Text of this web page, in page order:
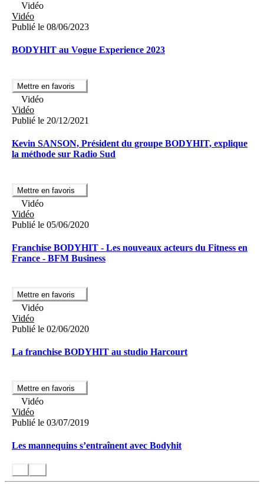
Vidéo
Vidéo
Publié le 08/06/2023
BODYHIT au Vogue Experience 2023
Mettre en favoris
Vidéo
Vidéo
Publié le 20/12/2021
Kevin SANSON, Président du groupe BODYHIT, explique
la méthode sur Radio Sud
Mettre en favoris
Vidéo
Vidéo
Publié le 05/06/2020
Franchise BODYHIT - Les nouveaux acteurs du Fitness en
France - BFM Business
Mettre en favoris
Vidéo
Vidéo
Publié le 02/06/2020
La franchise BODYHIT au studio Harcourt
Mettre en favoris
Vidéo
Vidéo
Publié le 03/07/2019
Les mannequins s’entraînent avec Bodyhit